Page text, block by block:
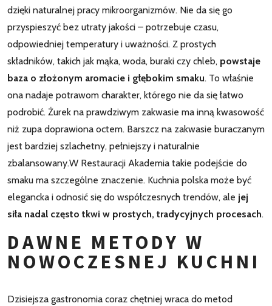
dzięki naturalnej pracy mikroorganizmów. Nie da się go
przyspieszyć bez utraty jakości – potrzebuje czasu,
odpowiedniej temperatury i uważności. Z prostych
składników, takich jak mąka, woda, buraki czy chleb, powstaje
baza o złożonym aromacie i głębokim smaku. To właśnie
ona nadaje potrawom charakter, którego nie da się łatwo
podrobić. Żurek na prawdziwym zakwasie ma inną kwasowość
niż zupa doprawiona octem. Barszcz na zakwasie buraczanym
jest bardziej szlachetny, pełniejszy i naturalnie
zbalansowany.W Restauracji Akademia takie podejście do
smaku ma szczególne znaczenie. Kuchnia polska może być
elegancka i odnosić się do współczesnych trendów, ale jej
siła nadal często tkwi w prostych, tradycyjnych procesach.
DAWNE METODY W
NOWOCZESNEJ KUCHNI
Dzisiejsza gastronomia coraz chętniej wraca do metod